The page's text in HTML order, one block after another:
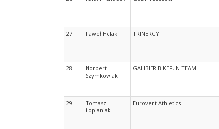
27 Paweł Helak TRINERGY
28
Norbert
Szymkowiak
GALIBIER BIKEFUN TEAM
29
Tomasz
Łopianiak
Eurovent Athletics